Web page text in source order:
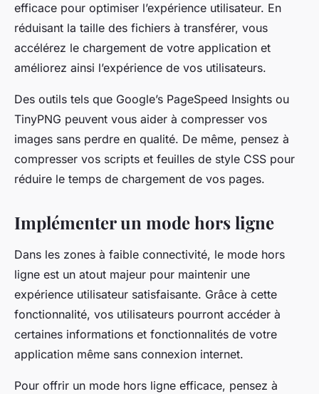
efficace pour optimiser l’expérience utilisateur. En
réduisant la taille des fichiers à transférer, vous
accélérez le chargement de votre application et
améliorez ainsi l’expérience de vos utilisateurs.
Des outils tels que Google’s PageSpeed Insights ou
TinyPNG peuvent vous aider à compresser vos
images sans perdre en qualité. De même, pensez à
compresser vos scripts et feuilles de style CSS pour
réduire le temps de chargement de vos pages.
Implémenter un mode hors ligne
Dans les zones à faible connectivité, le mode hors
ligne est un atout majeur pour maintenir une
expérience utilisateur satisfaisante. Grâce à cette
fonctionnalité, vos utilisateurs pourront accéder à
certaines informations et fonctionnalités de votre
application même sans connexion internet.
Pour offrir un mode hors ligne efficace, pensez à